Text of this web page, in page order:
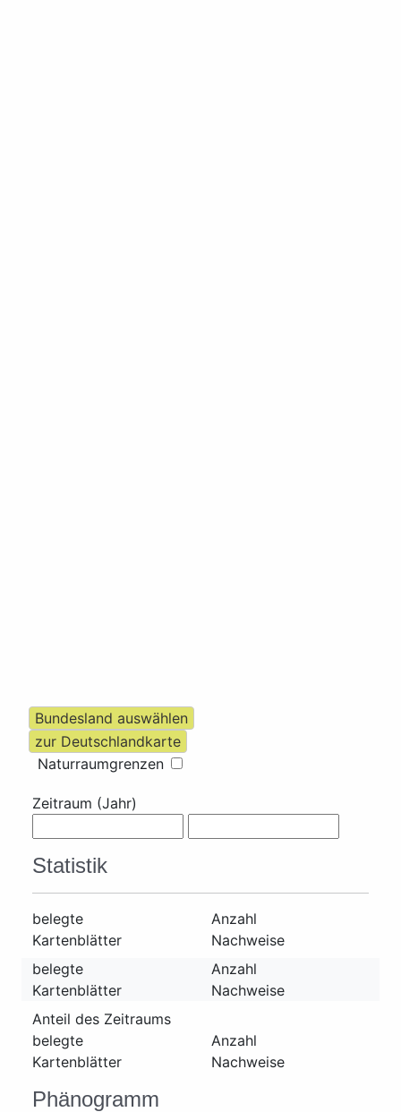
Naturraumgrenzen
Zeitraum (Jahr)
Statistik
belegte
Kartenblätter
Anzahl
Nachweise
belegte
Kartenblätter
Anzahl
Nachweise
Anteil des Zeitraums
belegte
Kartenblätter
Anzahl
Nachweise
Phänogramm